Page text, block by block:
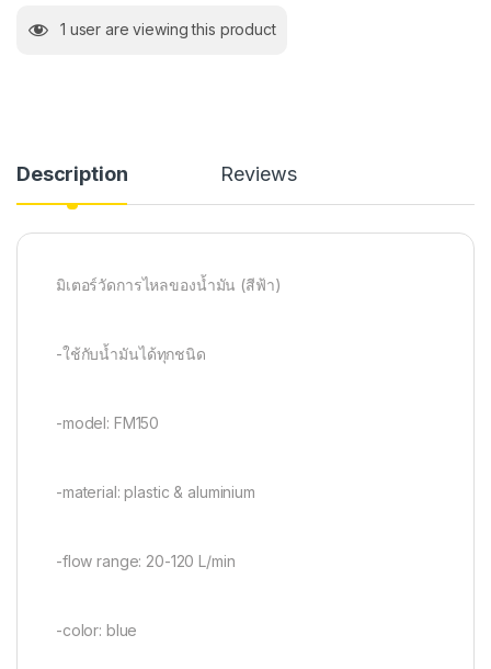
1 user are viewing this product
Description Reviews
มิเตอร์วัดการไหลของน้ำมัน (สีฟ้า)
-ใช้กับน้ำมันได้ทุกชนิด
-model: FM150
-material: plastic & aluminium
-flow range: 20-120 L/min
-color: blue